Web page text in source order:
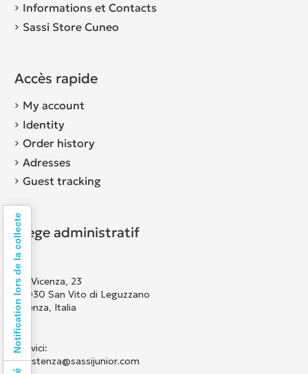
Informations et Contacts
Sassi Store Cuneo
Accès rapide
My account
Identity
Order history
Adresses
Guest tracking
Siège administratif
Via Vicenza, 23
36030 San Vito di Leguzzano
Vicenza, Italia
Scrivici:
assistenza@sassijunior.com
Notification lors de la collecte